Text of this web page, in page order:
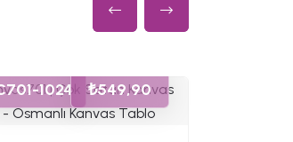
1024 ₺549,90